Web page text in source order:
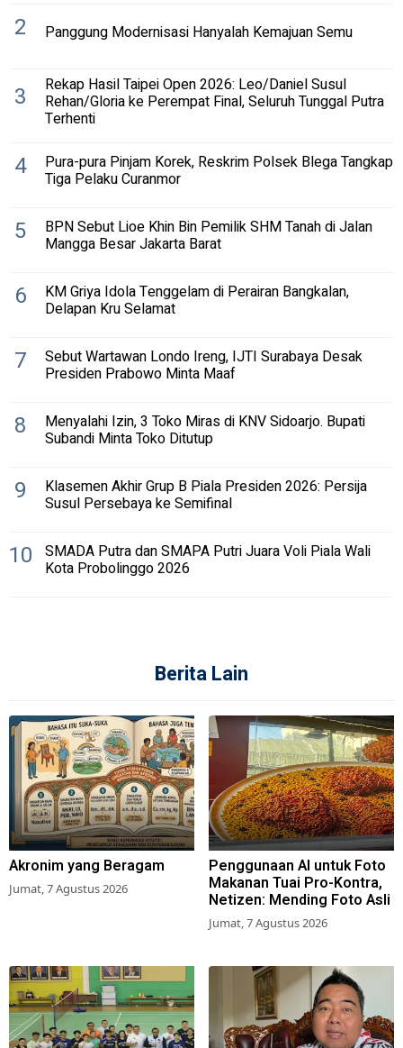
2 Panggung Modernisasi Hanyalah Kemajuan Semu
3 Rekap Hasil Taipei Open 2026: Leo/Daniel Susul
Rehan/Gloria ke Perempat Final, Seluruh Tunggal Putra
Terhenti
4 Pura-pura Pinjam Korek, Reskrim Polsek Blega Tangkap
Tiga Pelaku Curanmor
5 BPN Sebut Lioe Khin Bin Pemilik SHM Tanah di Jalan
Mangga Besar Jakarta Barat
6 KM Griya Idola Tenggelam di Perairan Bangkalan,
Delapan Kru Selamat
7 Sebut Wartawan Londo Ireng, IJTI Surabaya Desak
Presiden Prabowo Minta Maaf
8 Menyalahi Izin, 3 Toko Miras di KNV Sidoarjo. Bupati
Subandi Minta Toko Ditutup
9 Klasemen Akhir Grup B Piala Presiden 2026: Persija
Susul Persebaya ke Semifinal
10 SMADA Putra dan SMAPA Putri Juara Voli Piala Wali
Kota Probolinggo 2026
Berita Lain
Akronim yang Beragam
Jumat, 7 Agustus 2026
Penggunaan AI untuk Foto
Makanan Tuai Pro-Kontra,
Netizen: Mending Foto Asli
Jumat, 7 Agustus 2026